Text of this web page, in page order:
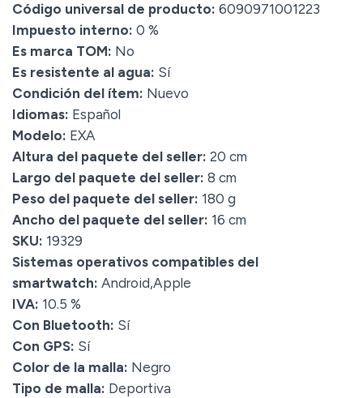
Código universal de producto: 6090971001223
Impuesto interno: 0 %
Es marca TOM: No
Es resistente al agua: Sí
Condición del ítem: Nuevo
Idiomas: Español
Modelo: EXA
Altura del paquete del seller: 20 cm
Largo del paquete del seller: 8 cm
Peso del paquete del seller: 180 g
Ancho del paquete del seller: 16 cm
SKU: 19329
Sistemas operativos compatibles del
smartwatch: Android,Apple
IVA: 10.5 %
Con Bluetooth: Sí
Con GPS: Sí
Color de la malla: Negro
Tipo de malla: Deportiva